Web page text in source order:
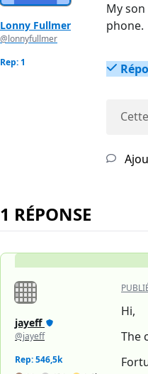
Lonny Fullmer
@lonnyfullmer
Rep: 1
My
phone.
1 RÉPONSE
jayeff
@jayeff
Rep: 546,5k
Hi,
The